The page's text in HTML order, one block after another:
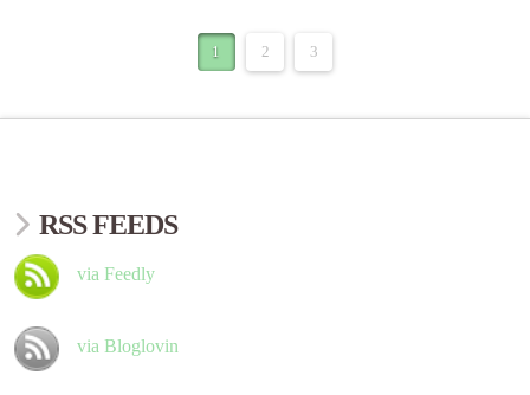
1 2 3
RSS FEEDS
via Feedly
via Bloglovin